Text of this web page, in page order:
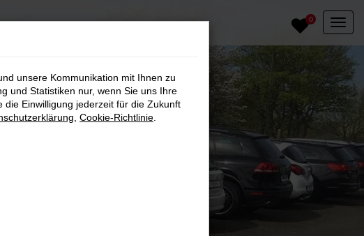
0
unsere Kommunikation mit Ihnen zu
und Statistiken nur, wenn Sie uns Ihre
Einwilligung jederzeit für die Zukunft
Cookie-Richtlinie